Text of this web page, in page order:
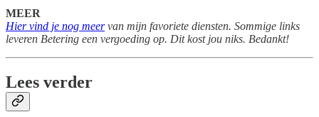
MEER
Hier vind je nog meervan mijn favoriete diensten. Sommige links
leveren Betering een vergoeding op. Dit kost jou niks. Bedankt!
Lees verder